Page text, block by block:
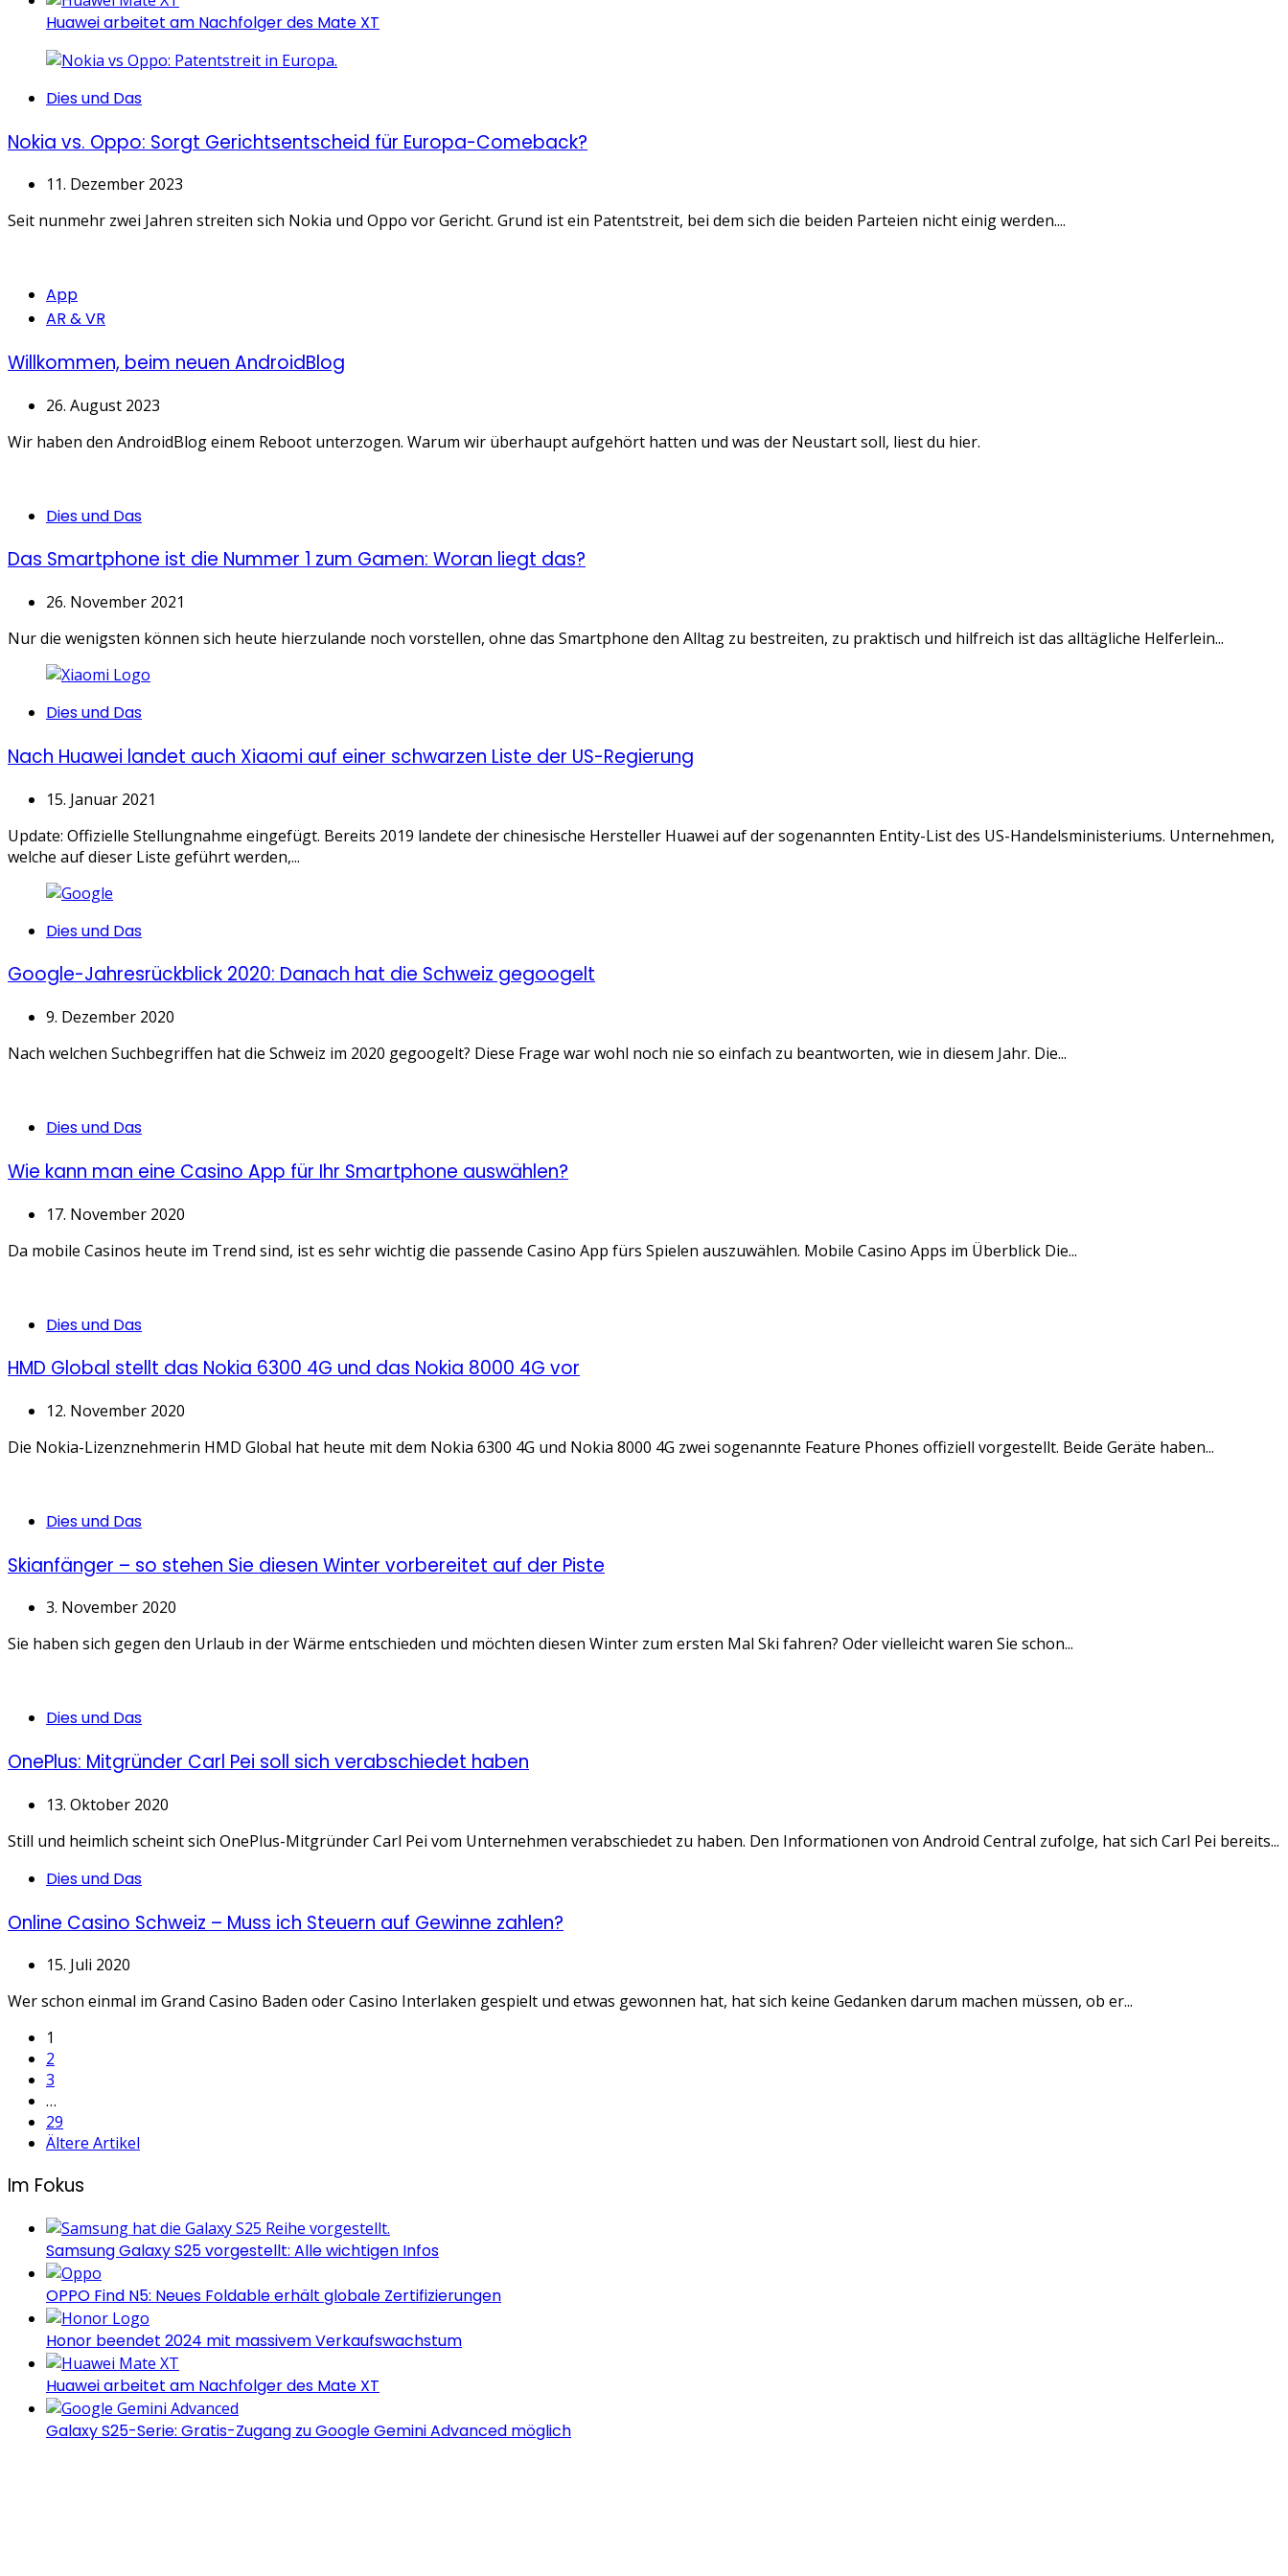
Huawei arbeitet am Nachfolger des Mate XT
Categories
Dies und Das
Nokia vs. Oppo: Sorgt Gerichtsentscheid für Europa-Comeback?
11. Dezember 2023
Seit nunmehr zwei Jahren streiten sich Nokia und Oppo vor Gericht. Grund ist ein Patentstreit, bei dem sich die beiden Parteien nicht einig werden....
Categories
App
AR & VR
Willkommen, beim neuen AndroidBlog
26. August 2023
Wir haben den AndroidBlog einem Reboot unterzogen. Warum wir überhaupt aufgehört hatten und was der Neustart soll, liest du hier.
Categories
Dies und Das
Das Smartphone ist die Nummer 1 zum Gamen: Woran liegt das?
26. November 2021
Nur die wenigsten können sich heute hierzulande noch vorstellen, ohne das Smartphone den Alltag zu bestreiten, zu praktisch und hilfreich ist das alltägliche Helferlein...
Categories
Dies und Das
Nach Huawei landet auch Xiaomi auf einer schwarzen Liste der US-Regierung
15. Januar 2021
Update: Offizielle Stellungnahme eingefügt. Bereits 2019 landete der chinesische Hersteller Huawei auf der sogenannten Entity-List des US-Handelsministeriums. Unternehmen,
welche auf dieser Liste geführt werden,...
Categories
Dies und Das
Google-Jahresrückblick 2020: Danach hat die Schweiz gegoogelt
9. Dezember 2020
Nach welchen Suchbegriffen hat die Schweiz im 2020 gegoogelt? Diese Frage war wohl noch nie so einfach zu beantworten, wie in diesem Jahr. Die...
Categories
Dies und Das
Wie kann man eine Casino App für Ihr Smartphone auswählen?
17. November 2020
Da mobile Casinos heute im Trend sind, ist es sehr wichtig die passende Casino App fürs Spielen auszuwählen. Mobile Casino Apps im Überblick Die...
Categories
Dies und Das
HMD Global stellt das Nokia 6300 4G und das Nokia 8000 4G vor
12. November 2020
Die Nokia-Lizenznehmerin HMD Global hat heute mit dem Nokia 6300 4G und Nokia 8000 4G zwei sogenannte Feature Phones offiziell vorgestellt. Beide Geräte haben...
Categories
Dies und Das
Skianfänger – so stehen Sie diesen Winter vorbereitet auf der Piste
3. November 2020
Sie haben sich gegen den Urlaub in der Wärme entschieden und möchten diesen Winter zum ersten Mal Ski fahren? Oder vielleicht waren Sie schon...
Categories
Dies und Das
OnePlus: Mitgründer Carl Pei soll sich verabschiedet haben
13. Oktober 2020
Still und heimlich scheint sich OnePlus-Mitgründer Carl Pei vom Unternehmen verabschiedet zu haben. Den Informationen von Android Central zufolge, hat sich Carl Pei bereits...
Categories
Dies und Das
Online Casino Schweiz – Muss ich Steuern auf Gewinne zahlen?
15. Juli 2020
Wer schon einmal im Grand Casino Baden oder Casino Interlaken gespielt und etwas gewonnen hat, hat sich keine Gedanken darum machen müssen, ob er...
Seitennummerierung
der
Beiträge
1
2
3
…
29
Ältere Artikel
Im Fokus
Samsung Galaxy S25 vorgestellt: Alle wichtigen Infos
OPPO Find N5: Neues Foldable erhält globale Zertifizierungen
Honor beendet 2024 mit massivem Verkaufswachstum
Huawei arbeitet am Nachfolger des Mate XT
Galaxy S25-Serie: Gratis-Zugang zu Google Gemini Advanced möglich